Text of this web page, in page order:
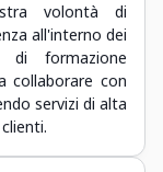
volontà di
all'interno dei
di formazione
collaborare con
servizi di alta